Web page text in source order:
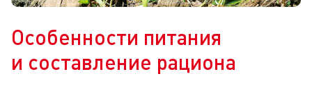
Особенности питания
и составление рациона